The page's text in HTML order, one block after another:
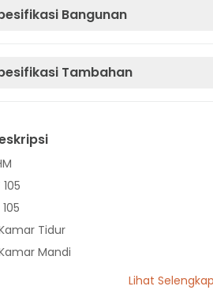
Bangunan
Tambahan
105
105
Tidur
Mandi
Lihat